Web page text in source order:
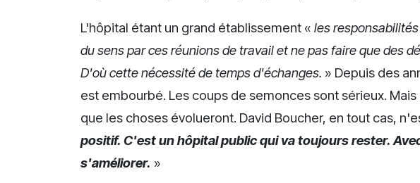
L'hôpital étant un grand établissement « les
du sens par ces réunions de travail et ne pas faire que des
D'où cette nécessité de temps d'échanges. » Depuis des
est embourbé. Les coups de semonces sont sérieux.
que les choses évolueront. David Boucher, en tout cas,
positif. C'est un hôpital public qui va toujours rester.
s'améliorer. »